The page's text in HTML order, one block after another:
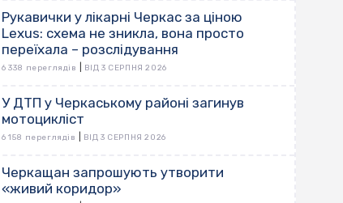
Рукавички у лікарні Черкас за ціною
Lexus: схема не зникла, вона просто
переїхала – розслідування
6 338 переглядів ВІД 3 СЕРПНЯ 2026
У ДТП у Черкаському районі загинув
мотоцикліст
6 158 переглядів ВІД 3 СЕРПНЯ 2026
Черкащан запрошують утворити
«живий коридор»